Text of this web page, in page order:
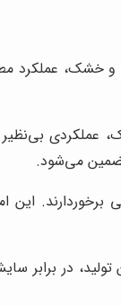
خشک، عملکرد
عملکردی بی‌نظیر
می‌شود.
برخوردارند.
در برابر